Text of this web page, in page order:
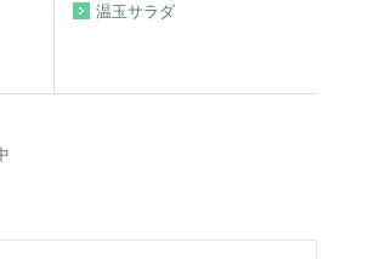
温玉サラダ